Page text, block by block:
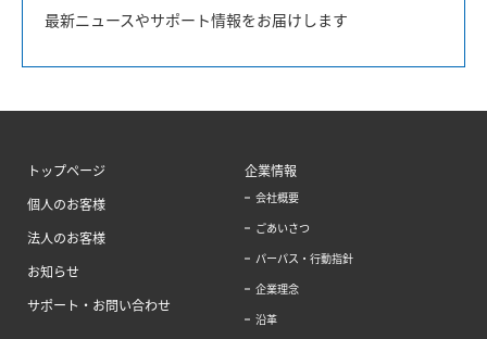
最新ニュースやサポート情報をお届けします
トップページ
個人のお客様
法人のお客様
お知らせ
サポート・お問い合わせ
企業情報
会社概要
ごあいさつ
パーパス・行動指針
企業理念
沿革